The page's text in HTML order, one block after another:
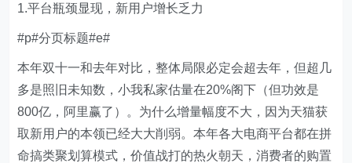
1.平台瓶颈显现，新用户增长乏力
#p#分页标题#e#
本年双十一和去年对比，整体局限必定会超去年，但超几
多是照旧未知数，小我私家估量在20%阁下（但功效是
800亿，阿里赢了）。为什么增量幅度不大，因为天猫获
取新用户的本领已经大大削弱。本年各大电商平台都在拼
命搞类聚划算模式，价值战打的热火朝天，消费者的购置